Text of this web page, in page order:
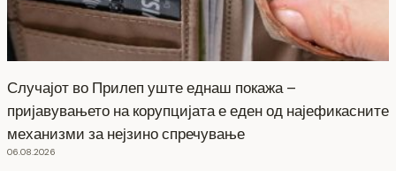
Случајот во Прилеп уште еднаш покажа –
пријавувањето на корупцијата е еден од најефикасните
механизми за нејзино спречување
06.08.2026